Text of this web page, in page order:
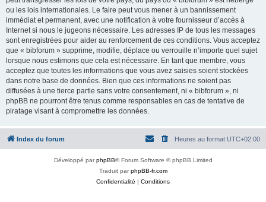
ou les lois internationales. Le faire peut vous mener à un bannissement
immédiat et permanent, avec une notification à votre fournisseur d’accès à
Internet si nous le jugeons nécessaire. Les adresses IP de tous les messages
sont enregistrées pour aider au renforcement de ces conditions. Vous acceptez
que « bibforum » supprime, modifie, déplace ou verrouille n’importe quel sujet
lorsque nous estimons que cela est nécessaire. En tant que membre, vous
acceptez que toutes les informations que vous avez saisies soient stockées
dans notre base de données. Bien que ces informations ne soient pas
diffusées à une tierce partie sans votre consentement, ni « bibforum », ni
phpBB ne pourront être tenus comme responsables en cas de tentative de
piratage visant à compromettre les données.
Index du forum Heures au format UTC+02:00
Développé parphpBB® Forum Software © phpBB Limited
Traduit parphpBB-fr.com
Confidentialité | Conditions